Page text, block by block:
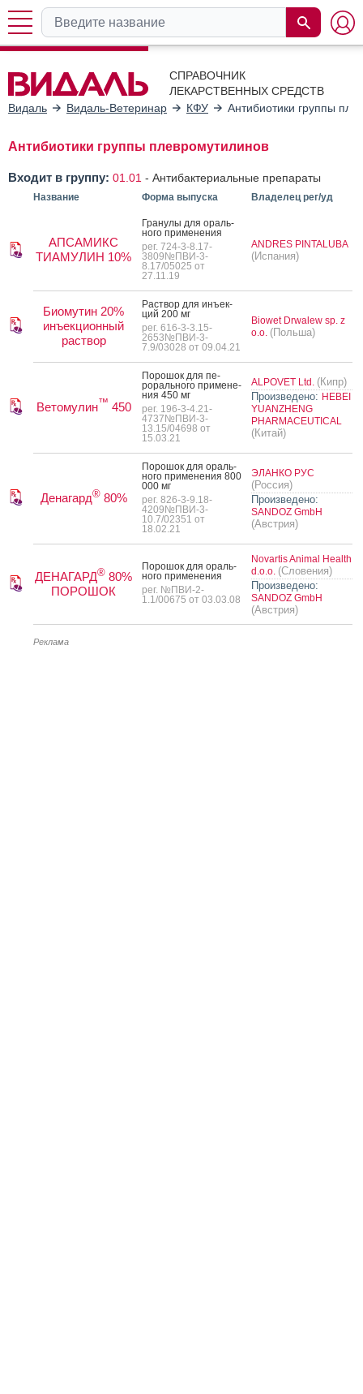
СПРАВОЧНИК
ЛЕКАРСТВЕННЫХ СРЕДСТВ
Видаль
Видаль-Ветеринар КФУ Антибиотики группы
Антибиотики группы плевромутилинов
Входит в группу: 01.01 - Антибактериальные препараты
Название Форма выпуска Владелец рег/уд
АПСАМИКС
ТИАМУЛИН 10%
Гра­нулы для ораль­
но­го при­мене­ния
рег. 724-3-8.17-
3809№ПВИ-3-
8.17/05025 от
27.11.19
ANDRES PINTALUBA
(Испания)
Биомутин 20%
инъекционный
раствор
Рас­твор для инъ­ек­
ций 200 мг
рег. 616-3-3.15-
2653№ПВИ-3-
7.9/03028 от 09.04.21
Biowet Drwalew sp. z
o.o. (Польша)
Ветомулин™ 450
По­рошок для пе­
рораль­но­го при­мене­
ния 450 мг
рег. 196-3-4.21-
4737№ПВИ-3-
13.15/04698 от
15.03.21
ALPOVET Ltd. (Кипр)
Произведено: HEBEI
YUANZHENG
PHARMACEUTICAL
(Китай)
Денагард®80%
По­рошок для ораль­
но­го при­мене­ния 800
000 мг
рег. 826-3-9.18-
4209№ПВИ-3-
10.7/02351 от
18.02.21
ЭЛАНКО РУС
(Россия)
Произведено:
SANDOZ GmbH
(Австрия)
ДЕНАГАРД® 80%
ПОРОШОК
По­рошок для ораль­
но­го при­мене­ния
рег. №ПВИ-2-
1.1/00675 от 03.03.08
Novartis Animal Health
d.o.o. (Словения)
Произведено:
SANDOZ GmbH
(Австрия)
Реклама